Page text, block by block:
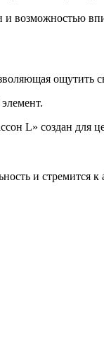
возможностью
ощутить
L» создан для
и стремится